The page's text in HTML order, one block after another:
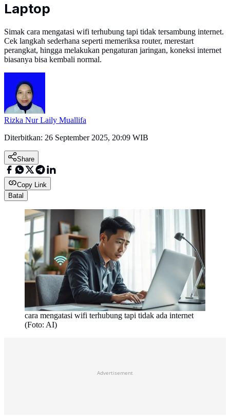
Laptop
Simak cara mengatasi wifi terhubung tapi tidak tersambung internet.
Cek langkah sederhana seperti memeriksa router, merestart
perangkat, hingga melakukan pengaturan jaringan, koneksi internet
biasanya bisa kembali normal.
Rizka Nur Laily Muallifa
Diterbitkan: 26 September 2025, 20:09 WIB
Share
Copy Link
Batal
cara mengatasi wifi terhubung tapi tidak ada internet
(Foto: AI)
Advertisement